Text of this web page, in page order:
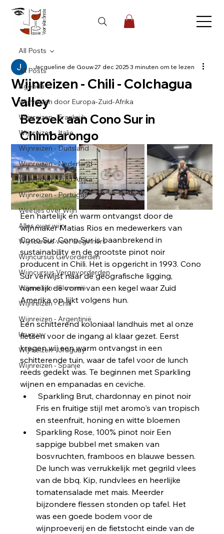
All Posts
Agenda
Wijnreizen door Europa-Zuid-Afrika
Wijnreizen - Frankrijk
Wijnreizen - Italie
Wijnreizen - Duitsland
Wijnreizen - Nederland
Wijnreizen - Zuid Afrika
Wijnreizen - Portugal
Weetjes over Wijn
Alles over wijn
Wijncursus voor Beginners
Wijncursus Gevorderden
Wijncursus Vergevorderden
Wijnreizen - Slovenië
Wijnreizen - Chili
Wijnreizen - Argentinië
Uruguay
Wijnreizen - Uruguay
Wijnreizen - Spanje
All Posts
Wijnreizen - Chili - Colchagua
Valley
Jacqueline de Gouw27 dec 20253 minuten om te lezen
Bezoek aan Cono Sur in
Chimbarongo
Een hartelijk en warm ontvangst door de
wijnmaker Matias Rios en medewerkers van
Cono Sur. Cono Sur is baanbrekend in
sustainability en de grootste pinot noir
producent in Chili. Het is opgericht in 1993. Cono
Sur verwijst naar de geografische ligging,
namelijk de vorm van een kegel waar Zuid
Amerika op lijkt volgens hun.
Een schitterend koloniaal landhuis met al onze
fietsen voor de ingang al klaar gezet. Eerst
kregen wij een warm ontvangst in een
schitterende tuin, waar de tafel voor de lunch
reeds gedekt was. Te beginnen met Sparkling
wijnen en empanadas en ceviche.
Sparkling Brut, chardonnay en pinot noir
Fris en fruitige stijl met aromo's van tropisch
en steenfruit, honing en witte bloemen
Sparkling Rose, 100% pinot noir Een
sappige bubbel met smaken van
bosvruchten, framboos en blauwe bessen.
De lunch was verrukkelijk met gegrild vlees
van de bbq. Kip, rundvlees en heerlijke
tomatensalade met mais. Meerder
bijzondere flessen stonden op tafel. Het
was een goede bodem voor de
wijnproeverij en de fietstocht einde van de